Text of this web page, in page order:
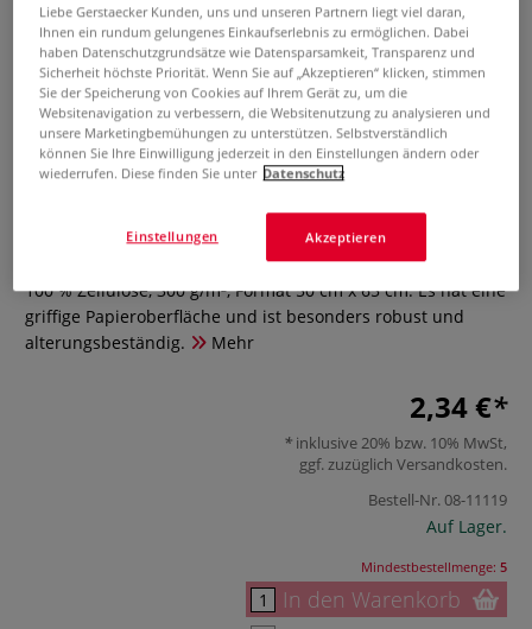
Clairefontaine ETIVAL
Aquarellpapier, Rau
0 Bewertungen
Clairefontaine Aquarelle ETIVAL Aquarellpapier, Rau, aus
100 % Zellulose, 300 g/m², Format 50 cm x 65 cm. Es hat eine
griffige Papieroberfläche und ist besonders robust und
alterungsbeständig.
Mehr
2,34 €
inklusive 20% bzw. 10% MwSt,
ggf. zuzüglich Versandkosten.
Bestell-Nr.08-11119
Auf Lager.
Mindestbestellmenge: 5
In den Warenkorb
Liebe Gerstaecker Kunden, uns und unseren Partnern liegt viel daran,
Ihnen ein rundum gelungenes Einkaufserlebnis zu ermöglichen. Dabei
haben Datenschutzgrundsätze wie Datensparsamkeit, Transparenz und
Sicherheit höchste Priorität. Wenn Sie auf „Akzeptieren“ klicken, stimmen
Sie der Speicherung von Cookies auf Ihrem Gerät zu, um die
Websitenavigation zu verbessern, die Websitenutzung zu analysieren und
unsere Marketingbemühungen zu unterstützen. Selbstverständlich
können Sie Ihre Einwilligung jederzeit in den Einstellungen ändern oder
wiederrufen. Diese finden Sie unter Datenschutz
Akzeptieren
Einstellungen